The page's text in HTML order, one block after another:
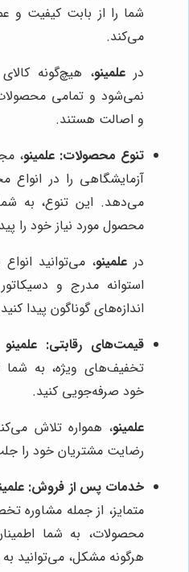
شما را از بابت کیفیت
می‌کند.
در علمینو، هیچ‌گونه
نمی‌شود و تمامی
و اصالت هستند.
تنوع محصولات: علمینو،
آزمایشگاهی را در انواع
می‌دهد. این تنوع، به
محصول مورد نیاز خود را
درعلمینو، می‌توانید
استوانه مدرج و
اندازه‌های گوناگون پیدا
قیمت‌های رقابتی: علمینو
تخفیف‌های ویژه، به
خود صرفه‌جویی کنید.
علمینو، همواره تلاش
رضایت مشتریان خود را
خدمات پس از فروش:
متمایز، از جمله مشاوره
محصولات، به شما
هرگونه مشکل، می‌توانید